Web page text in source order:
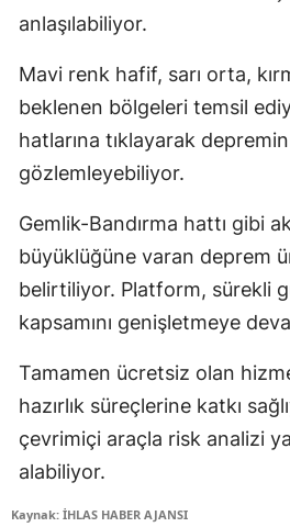
anlaşılabiliyor.
Mavi renk hafif, sarı orta,
beklenen bölgeleri temsil
hatlarına tıklayarak depremin
gözlemleyebiliyor.
Gemlik-Bandırma hattı gibi
büyüklüğüne varan deprem
belirtiliyor. Platform, sürekli
kapsamını genişletmeye
Tamamen ücretsiz olan
hazırlık süreçlerine katkı
çevrimiçi araçla risk analizi
alabiliyor.
Kaynak: İHLAS HABER AJANSI